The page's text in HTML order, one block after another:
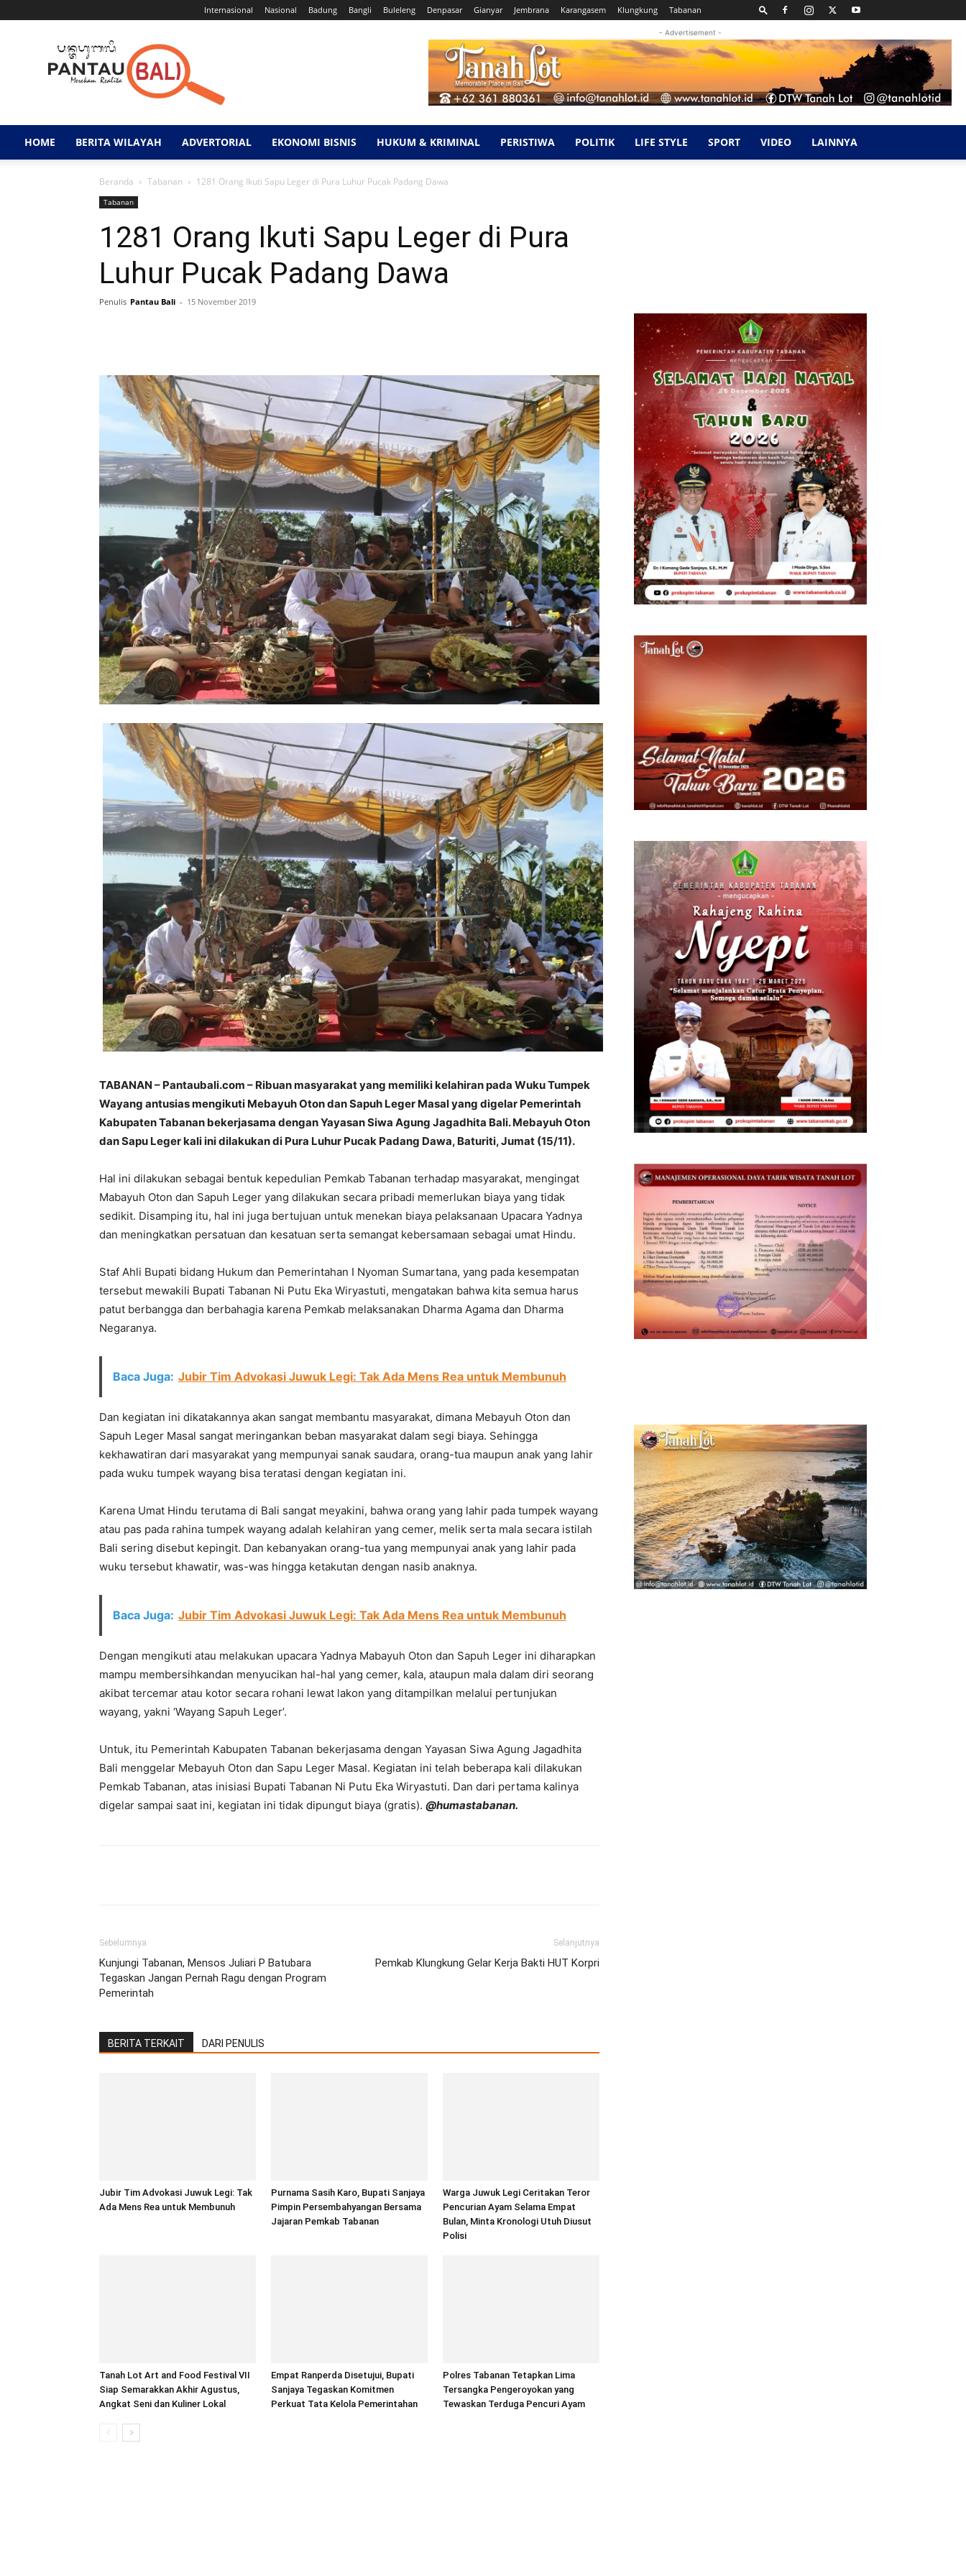
Internasional Nasional Badung Bangli Buleleng Denpasar Gianyar Jembrana Karangasem Klungkung Tabanan
Pantau
Bali
- Advertisement -
HOME BERITA WILAYAH ADVERTORIAL EKONOMI BISNIS HUKUM & KRIMINAL PERISTIWA POLITIK LIFE STYLE SPORT VIDEO LAINNYA
Beranda Tabanan 1281 Orang Ikuti Sapu Leger di Pura Luhur Pucak Padang Dawa
Tabanan
1281 Orang Ikuti Sapu Leger di Pura
Luhur Pucak Padang Dawa
Penulis Pantau Bali - 15 November 2019
TABANAN – Pantaubali.com – Ribuan masyarakat yang memiliki kelahiran pada Wuku Tumpek
Wayang antusias mengikuti Mebayuh Oton dan Sapuh Leger Masal yang digelar Pemerintah
Kabupaten Tabanan bekerjasama dengan Yayasan Siwa Agung Jagadhita Bali. Mebayuh Oton
dan Sapu Leger kali ini dilakukan di Pura Luhur Pucak Padang Dawa, Baturiti, Jumat (15/11).
Hal ini dilakukan sebagai bentuk kepedulian Pemkab Tabanan terhadap masyarakat, mengingat
Mabayuh Oton dan Sapuh Leger yang dilakukan secara pribadi memerlukan biaya yang tidak
sedikit. Disamping itu, hal ini juga bertujuan untuk menekan biaya pelaksanaan Upacara Yadnya
dan meningkatkan persatuan dan kesatuan serta semangat kebersamaan sebagai umat Hindu.
Staf Ahli Bupati bidang Hukum dan Pemerintahan I Nyoman Sumartana, yang pada kesempatan
tersebut mewakili Bupati Tabanan Ni Putu Eka Wiryastuti, mengatakan bahwa kita semua harus
patut berbangga dan berbahagia karena Pemkab melaksanakan Dharma Agama dan Dharma
Negaranya.
Baca Juga: Jubir Tim Advokasi Juwuk Legi: Tak Ada Mens Rea untuk Membunuh
Dan kegiatan ini dikatakannya akan sangat membantu masyarakat, dimana Mebayuh Oton dan
Sapuh Leger Masal sangat meringankan beban masyarakat dalam segi biaya. Sehingga
kekhawatiran dari masyarakat yang mempunyai sanak saudara, orang-tua maupun anak yang lahir
pada wuku tumpek wayang bisa teratasi dengan kegiatan ini.
Karena Umat Hindu terutama di Bali sangat meyakini, bahwa orang yang lahir pada tumpek wayang
atau pas pada rahina tumpek wayang adalah kelahiran yang cemer, melik serta mala secara istilah
Bali sering disebut kepingit. Dan kebanyakan orang-tua yang mempunyai anak yang lahir pada
wuku tersebut khawatir, was-was hingga ketakutan dengan nasib anaknya.
Baca Juga: Jubir Tim Advokasi Juwuk Legi: Tak Ada Mens Rea untuk Membunuh
Dengan mengikuti atau melakukan upacara Yadnya Mabayuh Oton dan Sapuh Leger ini diharapkan
mampu membersihkandan menyucikan hal-hal yang cemer, kala, ataupun mala dalam diri seorang
akibat tercemar atau kotor secara rohani lewat lakon yang ditampilkan melalui pertunjukan
wayang, yakni ‘Wayang Sapuh Leger’.
Untuk, itu Pemerintah Kabupaten Tabanan bekerjasama dengan Yayasan Siwa Agung Jagadhita
Bali menggelar Mebayuh Oton dan Sapu Leger Masal. Kegiatan ini telah beberapa kali dilakukan
Pemkab Tabanan, atas inisiasi Bupati Tabanan Ni Putu Eka Wiryastuti. Dan dari pertama kalinya
digelar sampai saat ini, kegiatan ini tidak dipungut biaya (gratis). @humastabanan.
Sebelumnya
Kunjungi Tabanan, Mensos Juliari P Batubara
Tegaskan Jangan Pernah Ragu dengan Program
Pemerintah
Selanjutnya
Pemkab Klungkung Gelar Kerja Bakti HUT Korpri
BERITA TERKAIT DARI PENULIS
Jubir Tim Advokasi Juwuk Legi: Tak
Ada Mens Rea untuk Membunuh
Purnama Sasih Karo, Bupati Sanjaya
Pimpin Persembahyangan Bersama
Jajaran Pemkab Tabanan
Warga Juwuk Legi Ceritakan Teror
Pencurian Ayam Selama Empat
Bulan, Minta Kronologi Utuh Diusut
Polisi
Tanah Lot Art and Food Festival VII
Siap Semarakkan Akhir Agustus,
Angkat Seni dan Kuliner Lokal
Empat Ranperda Disetujui, Bupati
Sanjaya Tegaskan Komitmen
Perkuat Tata Kelola Pemerintahan
Polres Tabanan Tetapkan Lima
Tersangka Pengeroyokan yang
Tewaskan Terduga Pencuri Ayam